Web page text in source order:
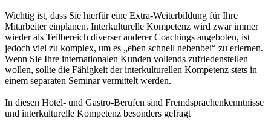
Wichtig ist, dass Sie hierfür eine Extra-Weiterbildung für Ihre
Mitarbeiter einplanen. Interkulturelle Kompetenz wird zwar immer
wieder als Teilbereich diverser anderer Coachings angeboten, ist
jedoch viel zu komplex, um es „eben schnell nebenbei“ zu erlernen.
Wenn Sie Ihre internationalen Kunden vollends zufriedenstellen
wollen, sollte die Fähigkeit der interkulturellen Kompetenz stets in
einem separaten Seminar vermittelt werden.
In diesen Hotel- und Gastro-Berufen sind Fremdsprachenkenntnisse
und interkulturelle Kompetenz besonders gefragt